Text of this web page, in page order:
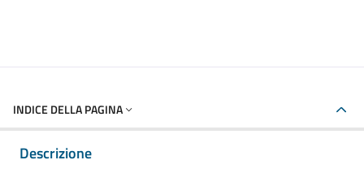
INDICE DELLA PAGINA
Descrizione